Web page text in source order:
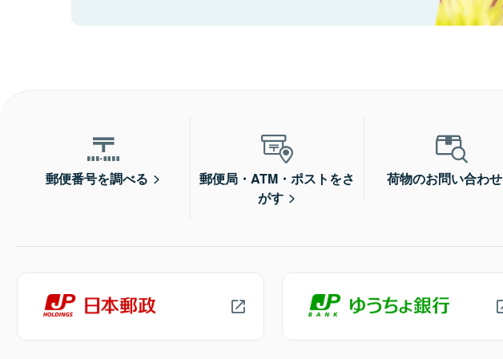
郵便番号を調べる
郵便局・ATM・ポストをさ
がす
荷物のお問い合わせ